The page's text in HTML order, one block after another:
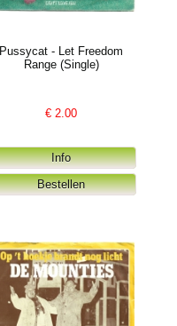
Pussycat - Let Freedom
Range (Single)
€ 2.00